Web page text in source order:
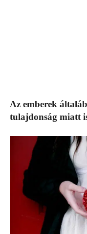
Az emberek
tulajdonság miatt